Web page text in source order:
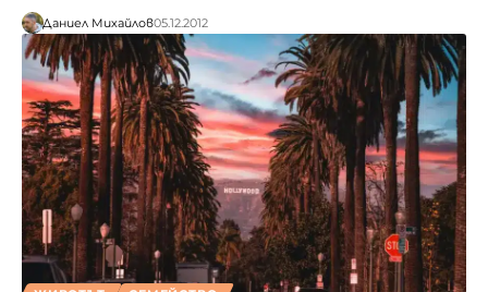
Даниел Михайлов05.12.2012